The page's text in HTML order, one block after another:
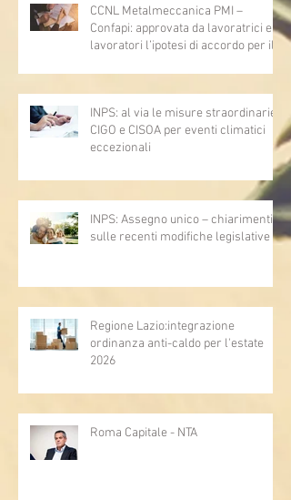
CCNL Metalmeccanica PMI –
Confapi: approvata da lavoratrici e
lavoratori l’ipotesi di accordo per il
INPS: al via le misure straordinarie
CIGO e CISOA per eventi climatici
eccezionali
INPS: Assegno unico – chiarimenti
sulle recenti modifiche legislative
Regione Lazio:integrazione
ordinanza anti-caldo per l'estate
2026
Roma Capitale - NTA